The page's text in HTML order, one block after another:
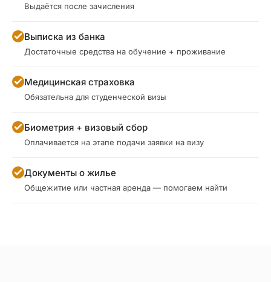
Выдаётся после зачисления
Выписка из банка
Достаточные средства на обучение + проживание
Медицинская страховка
Обязательна для студенческой визы
Биометрия + визовый сбор
Оплачивается на этапе подачи заявки на визу
Документы о жилье
Общежитие или частная аренда — помогаем найти